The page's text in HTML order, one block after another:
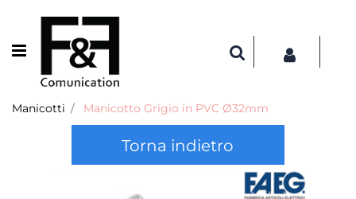
Open menu
Manicotti Manicotto Grigio in PVC Ø32mm
Torna indietro